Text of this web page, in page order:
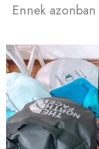
Ennek